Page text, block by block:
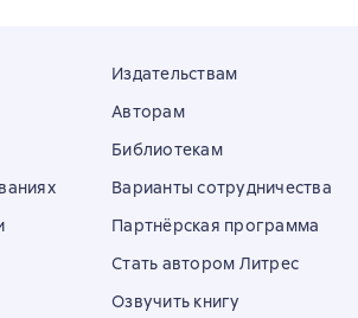
Издательствам
Авторам
Библиотекам
Варианты сотрудничества
Партнёрская программа
Стать автором Литрес
Озвучить книгу